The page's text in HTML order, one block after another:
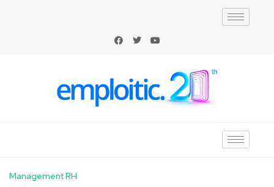
Management RH